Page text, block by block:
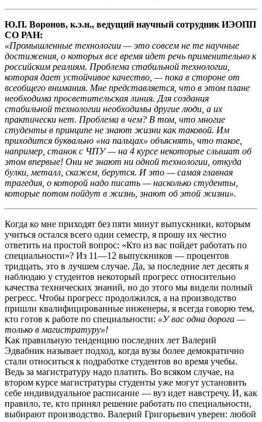
Ю.П. Воронов, к.э.н., ведущий научный сотрудник ИЭОПП
СО РАН:
«Промышленные технологии — это совсем не те научные
достижения, о которых все время идет речь применительно к
российским реалиям. Проблема стабильной технологии,
которая дает устойчивое качество, — пока в стороне от
всеобщего внимания. Мне представляется, что в этом плане
необходима просветительская линия. Для создания
стабильной технологии необходимы другие люди, а их
практически нет. Проблема в чем? В том, что многие
студенты в принципе не знают жизни как таковой. Им
приходится буквально «на пальцах» объяснять, что такое,
например, станок с ЧПУ — на 4 курсе некоторые слышат об
этом впервые! Они не знают ни одной технологии, откуда
булки, металл, скажем, берутся. И это — самая главная
трагедия, о которой надо писать — насколько студенты,
которые потом пойдут в жизнь, знают об этой жизни».
Когда ко мне приходят без пяти минут выпускники, которым
учиться остался всего один семестр, я прошу их честно
ответить на простой вопрос: «Кто из вас пойдет работать по
специальности»? Из 11—12 выпускников — процентов
тридцать, это в лучшем случае. Да, за последние лет десять я
наблюдаю у студентов некоторый прогресс относительно
качества технических знаний, но до этого мы видели полный
регресс. Чтобы прогресс продолжился, а на производство
пришли квалифицированные инженеры, я всегда говорю тем,
кто готов к работе по специальности: «У вас одна дорога —
только в магистратуру»!
Как правильную тенденцию последних лет Валерий
Эдвабник называет подход, когда вузы более демократично
стали относиться к подработке студентов во время учебы.
Ведь за магистратуру надо платить. Во всяком случае, на
втором курсе магистратуры студенты уже могут установить
себе индивидуальное расписание — вуз идет навстречу. И, как
правило, те, кто принял решение работать по специальности,
выбирают производство. Валерий Григорьевич уверен: любой